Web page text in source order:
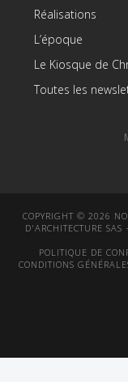
Réalisations
L’époque
Le Kiosque de
Toutes les
COPYRIGHT © 2026
D'ARCHITECTURE
POLITIQUE DE
CONDITIONS